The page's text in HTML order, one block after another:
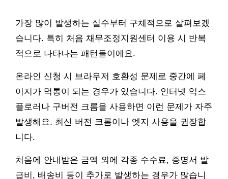
가장 많이 발생하는 실수부터 구체적으로 살펴보겠
습니다. 특히 처음 채무조정지원센터 이용 시 반복
적으로 나타나는 패턴들이에요.
온라인 신청 시 브라우저 호환성 문제로 중간에 페
이지가 먹통이 되는 경우가 있습니다. 인터넷 익스
플로러나 구버전 크롬을 사용하면 이런 문제가 자주
발생해요. 최신 버전 크롬이나 엣지 사용을 권장합
니다.
처음에 안내받은 금액 외에 각종 수수료, 증명서 발
급비, 배송비 등이 추가로 발생하는 경우가 많습니